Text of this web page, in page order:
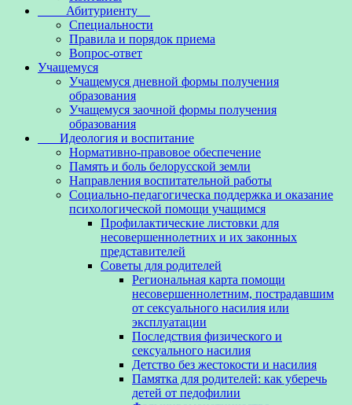
Абитуриенту
Специальности
Правила и порядок приема
Вопрос-ответ
Учащемуся
Учащемуся дневной формы получения
образования
Учащемуся заочной формы получения
образования
Идеология и воспитание
Нормативно-правовое обеспечение
Память и боль белорусской земли
Направления воспитательной работы
Социально-педагогическа поддержка и оказание
психологической помощи учащимся
Профилактические листовки для
несовершеннолетних и их законных
представителей
Советы для родителей
Региональная карта помощи
несовершеннолетним, пострадавшим
от сексуального насилия или
эксплуатации
Последствия физического и
сексуального насилия
Детство без жестокости и насилия
Памятка для родителей: как уберечь
детей от педофилии